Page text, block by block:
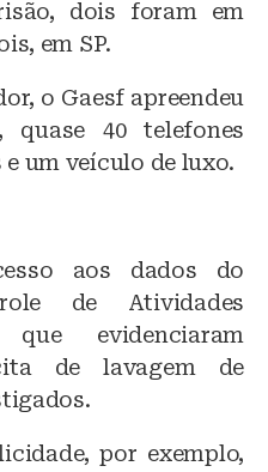
dois foram em
em SP.
o Gaesf apreendeu
40 telefones
um veículo de luxo.
aos dados do
de Atividades
evidenciaram
de lavagem de
por exemplo,